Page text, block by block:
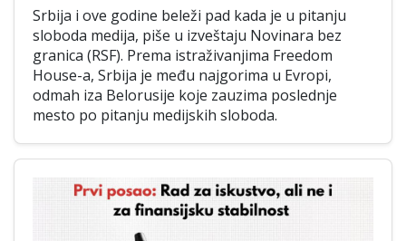
Srbija i ove godine beleži pad kada je u pitanju
sloboda medija, piše u izveštaju Novinara bez
granica (RSF). Prema istraživanjima Freedom
House-a, Srbija je među najgorima u Evropi,
odmah iza Belorusije koje zauzima poslednje
mesto po pitanju medijskih sloboda.